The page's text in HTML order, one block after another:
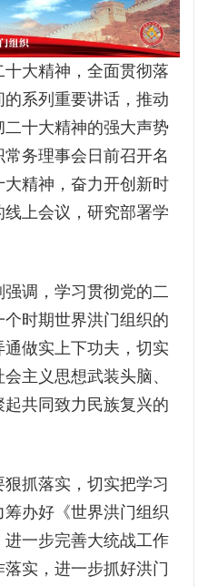
大精神，全面贯彻落
系列重要讲话，推动
十大精神的强大声势
务理事会日前召开名
精神，奋力开创新时
上会议，研究部署学
调，学习贯彻党的二
时期世界洪门组织的
做实上下功夫，切实
主义思想武装头脑、
共同致力民族复兴的
抓落实，切实把学习
办好《世界洪门组织
一步完善大统战工作
实，进一步抓好洪门